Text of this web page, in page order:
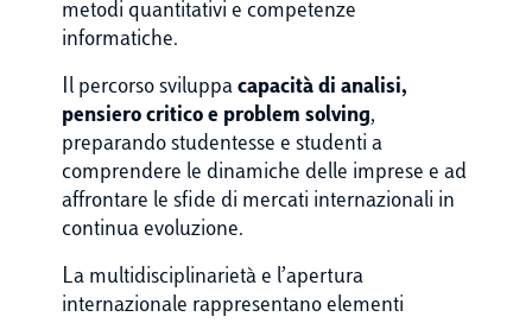
metodi quantitativi e competenze
informatiche.
Il percorso sviluppa capacità di analisi,
pensiero critico e problem solving,
preparando studentesse e studenti a
comprendere le dinamiche delle imprese e ad
affrontare le sfide di mercati internazionali in
continua evoluzione.
La multidisciplinarietà e l’apertura
internazionale rappresentano elementi